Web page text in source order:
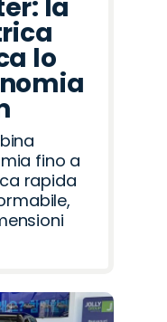
la
lo
fino a
rapida